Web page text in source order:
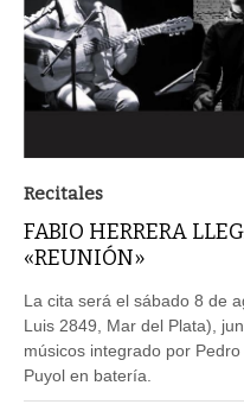
Recitales
FABIO HERRERA
«REUNIÓN»
La cita será el sábado 8 de
Luis 2849, Mar del Plata),
músicos integrado por
Puyol en batería.